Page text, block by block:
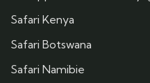
Safari Kenya
Safari Botswana
Safari Namibie